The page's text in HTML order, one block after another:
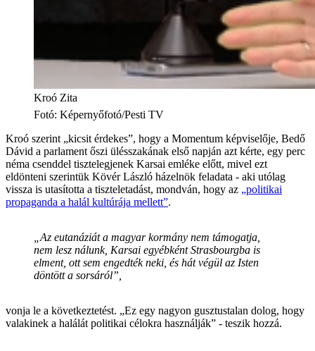
Kroó Zita
Fotó: Képernyőfotó/Pesti TV
Kroó szerint „kicsit érdekes”, hogy a Momentum képviselője, Bedő
Dávid a parlament őszi ülésszakának első napján azt kérte, egy perc
néma csenddel tisztelegjenek Karsai emléke előtt, mivel ezt
eldönteni szerintük Kövér László házelnök feladata - aki utólag
vissza is utasította a tiszteletadást, mondván, hogy az „politikai
propaganda a halál kultúrája mellett”.
„Az eutanáziát a magyar kormány nem támogatja,
nem lesz nálunk, Karsai egyébként Strasbourgba is
elment, ott sem engedték neki, és hát végül az Isten
döntött a sorsáról”,
vonja le a következtetést. „Ez egy nagyon gusztustalan dolog, hogy
valakinek a halálát politikai célokra használják” - teszik hozzá.